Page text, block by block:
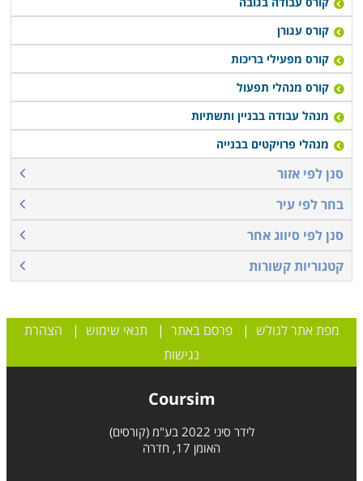
קורס עגורן
קורס מפעילי בריכות
קורס מנהלי תפעול
מנהל עבודה בבניין ותשתיות
מנהלי פרויקטים בבנייה
סנן לפי אזור
בחר לפי עיר
סנן לפי סיווג אחר
קטגוריות קשורות
מפת אתר לגולש |פרסם באתר | תנאי שימוש | הצהרת
נגישות
Coursim
לידר סיני 2022 בע"מ (קורסים)
האומן 17, חדרה